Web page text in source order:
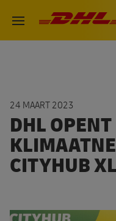
Open menu
24 MAART 2023
DHL OPENT
CITYHUB